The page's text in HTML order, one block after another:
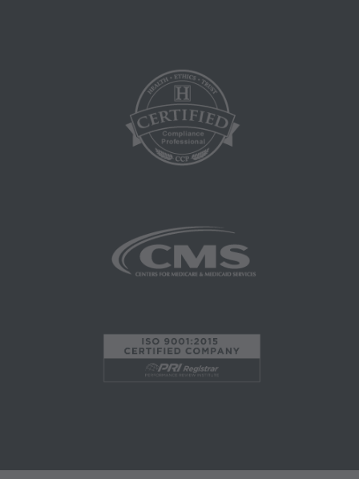
Materiales Educacionales/de Capacitación,
Correos especiales,
sus empleados y agentes. El uso está limitado
al uso en Medicare, Medicaid u otros programas
administrados por los Centros de Servicios de
Financiamiento de Cuidado de la Salud (HCFA,
Health Care Financing Administration). Usted